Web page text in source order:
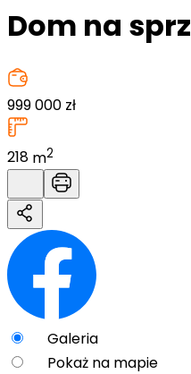
Dom na
999 000 zł
218 m2
Galeria
Pokaż na mapie